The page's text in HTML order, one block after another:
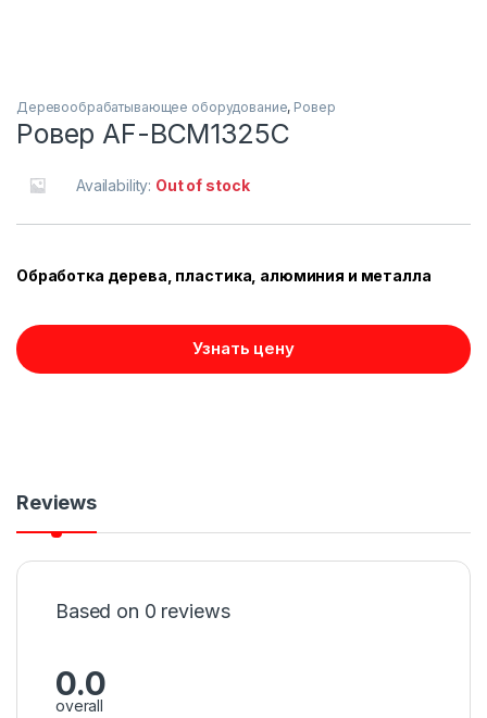
Деревообрабатывающее оборудование, Ровер
Ровер AF-BCM1325C
Availability: Out of stock
Обработка дерева, пластика, алюминия и металла
Узнать цену
Reviews
Based on 0 reviews
0.0
overall